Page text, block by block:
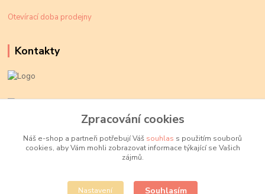
Otevírací doba prodejny
Kontakty
+420 774 719 784
info@fajnekorale.cz
Zpracování cookies
Náš e-shop a partneři potřebují Váš souhlas s použitím souborů
cookies, aby Vám mohli zobrazovat informace týkající se Vašich
zájmů.
Nastavení Souhlasím